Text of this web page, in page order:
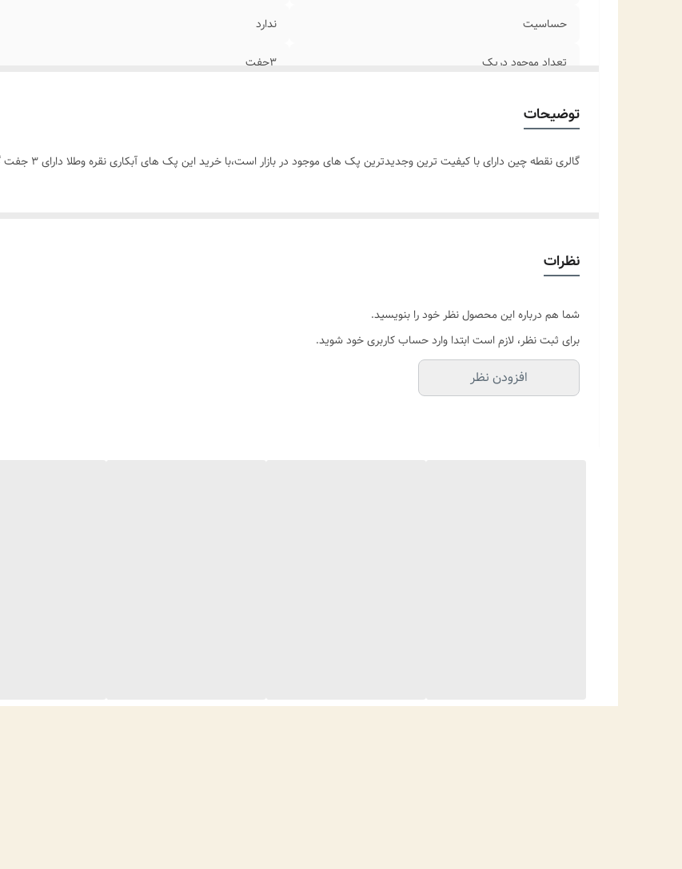
حساسیت ندارد
تعداد موجود درپک ۳جفت
توضیحات
گالری نقطه چین دارای با کیفیت ترین وجدیدترین پک های موجود در بازار است،با خرید این پک های آبکاری نقره وطلا دارای ۳ جفت گوشواره متنوع وزیبا میشید👌🏻🤗🤍🐳🫎🍍
نظرات
شما هم درباره این محصول نظر خود را بنویسید.
برای ثبت نظر، لازم است ابتدا وارد حساب کاربری خود شوید.
افزودن نظر